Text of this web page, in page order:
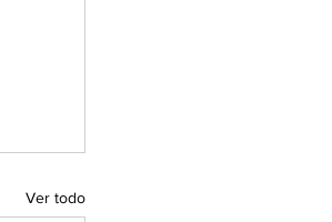
Ver todo